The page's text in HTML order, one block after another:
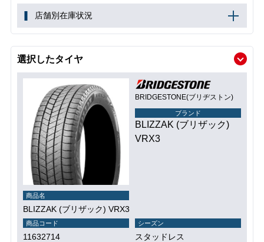
店舗別在庫状況
選択したタイヤ
BRIDGESTONE(ブリヂストン)
ブランド
BLIZZAK (ブリザック)
VRX3
商品名
BLIZZAK (ブリザック) VRX3
商品コード
11632714
シーズン
スタッドレス